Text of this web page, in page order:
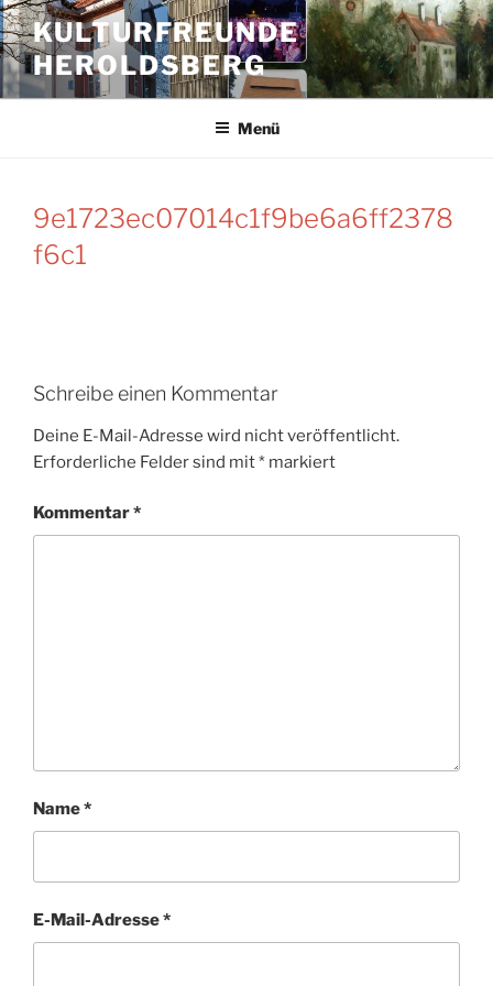
Zum
Inhalt
springen
KULTURFREUNDE
HEROLDSBERG
Menü
9e1723ec07014c1f9be6a6ff2378
f6c1
Schreibe einen Kommentar
Deine E-Mail-Adresse wird nicht veröffentlicht.
Erforderliche Felder sind mit* markiert
Kommentar*
Name*
E-Mail-Adresse*